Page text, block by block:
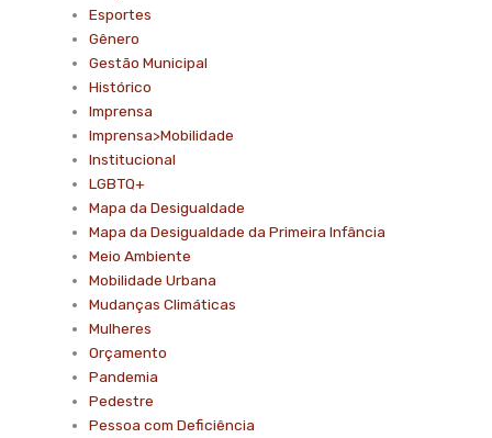
Esportes
Gênero
Gestão Municipal
Histórico
Imprensa
Imprensa>Mobilidade
Institucional
LGBTQ+
Mapa da Desigualdade
Mapa da Desigualdade da Primeira Infância
Meio Ambiente
Mobilidade Urbana
Mudanças Climáticas
Mulheres
Orçamento
Pandemia
Pedestre
Pessoa com Deficiência